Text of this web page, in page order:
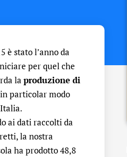
è stato l’anno da
per quel che
la produzione di
in particolar modo
ai dati raccolti da
la nostra
ha prodotto 48,8